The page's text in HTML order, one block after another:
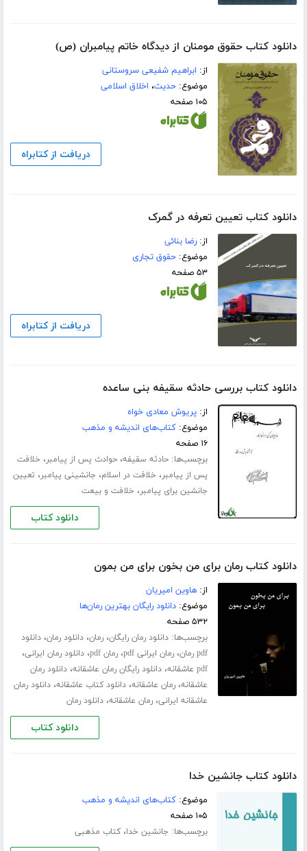
دانلود کتاب حقوق مومنان از دیدگاه خاتم پیامبران (ص)
از: ابراهیم شفیعی سروستانی
موضوع:حدیث، اخلاق اسلامی
۱۰۵ صفحه
دریافت از کتابراه
دانلود کتاب تعیین تعرفه در گمرک
از:رضا بنائی
موضوع:حقوق تجاری
۵۳ صفحه
دریافت از کتابراه
دانلود کتاب بررسی حادثه سقیفه بنی ساعده
از:پریوش معادی خواه
موضوع:کتاب‌های اندیشه و مذهب
۱۶ صفحه
برچسب‌ها:حادثه سقیفه،حوادث پس از پیامبر، خلافت
پس از پیامبر، خلافت در اسلام، جانشینی پیامبر، تعیین
جانشین برای پیامبر، خلافت و بیعت
دانلود کتاب
دانلود کتاب رمان برای من بخون برای من بمون
از:هاوین امیریان
موضوع:دانلود رایگان بهترین رمان‌ها
۵۳۲ صفحه
برچسب‌ها:دانلود رمان رایگان،رمان،دانلود رمان،دانلود
pdf رمان
،رمان ایرانی pdf ،رمان pdf ،دانلود رمان ایرانی،
pdf عاشقانه ،دانلود رایگان رمان عاشقانه،دانلود رمان
عاشقانه،رمان عاشقانه،دانلود کتاب عاشقانه،دانلود رمان
عاشقانه ایرانی،رمان عاشقانه،دانلود رمان
دانلود کتاب
دانلود کتاب جانشین خدا
موضوع:کتاب‌های اندیشه و مذهب
۱۰۵ صفحه
برچسب‌ها: جانشین خدا،کتاب مذهبی